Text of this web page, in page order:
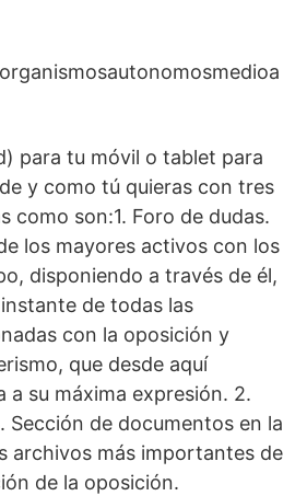
para tu móvil o tablet para
y como tú quieras con tres
como son:1. Foro de dudas.
los mayores activos con los
disponiendo a través de él,
de todas las
con la oposición y
que desde aquí
a su máxima expresión. 2.
Sección de documentos en la
archivos más importantes de
de la oposición.